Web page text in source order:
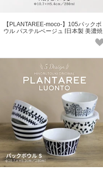
【PLANTAREE-moco-】105パックボ
ウル パステルベージュ [日本製 美濃焼